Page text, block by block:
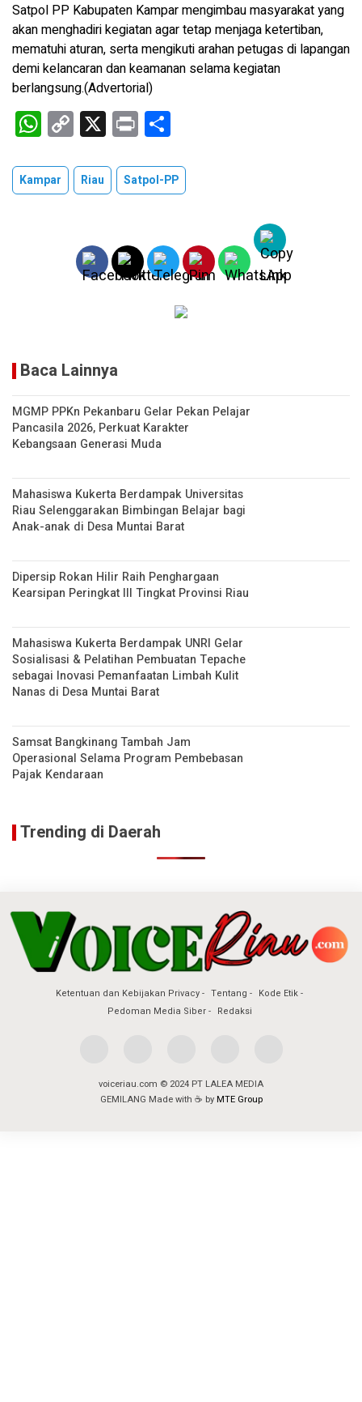
Satpol PP Kabupaten Kampar mengimbau masyarakat yang
akan menghadiri kegiatan agar tetap menjaga ketertiban,
mematuhi aturan, serta mengikuti arahan petugas di lapangan
demi kelancaran dan keamanan selama kegiatan
berlangsung.(Advertorial)
W
h
at
s
C
o
py
Li
k
X Pr
in
t ar
e
Kampar Riau Satpol-PP
Baca Lainnya
MGMP PPKn Pekanbaru Gelar Pekan Pelajar
Pancasila 2026, Perkuat Karakter
Kebangsaan Generasi Muda
Mahasiswa Kukerta Berdampak Universitas
Riau Selenggarakan Bimbingan Belajar bagi
Anak-anak di Desa Muntai Barat
Dipersip Rokan Hilir Raih Penghargaan
Kearsipan Peringkat III Tingkat Provinsi Riau
Mahasiswa Kukerta Berdampak UNRI Gelar
Sosialisasi & Pelatihan Pembuatan Tepache
sebagai Inovasi Pemanfaatan Limbah Kulit
Nanas di Desa Muntai Barat
Samsat Bangkinang Tambah Jam
Operasional Selama Program Pembebasan
Pajak Kendaraan
Trending di Daerah
Ketentuan dan Kebijakan Privacy Tentang
Kode Etik
Pedoman Media Siber
Redaksi
voiceriau.com © 2024 PT LALEA MEDIA
GEMILANG Made with ☕ by MTE Group